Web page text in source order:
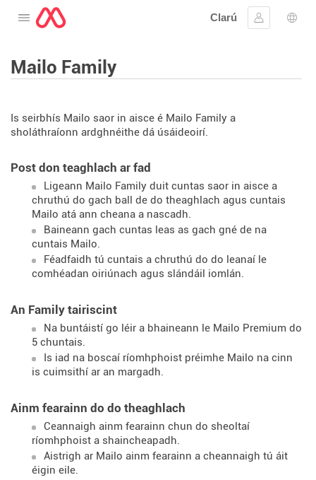
Oscail an roghchlár
Clarú
Sínigh
Mailo Family
Is seirbhís Mailo saor in aisce é Mailo Family a
sholáthraíonn ardghnéithe dá úsáideoirí.
Post don teaghlach ar fad
Ligeann Mailo Family duit cuntas saor in aisce a
chruthú do gach ball de do theaghlach agus cuntais
Mailo atá ann cheana a nascadh.
Baineann gach cuntas leas as gach gné de na
cuntais Mailo.
Féadfaidh tú cuntais a chruthú do do leanaí le
comhéadan oiriúnach agus slándáil iomlán.
An Family tairiscint
Na buntáistí go léir a bhaineann le Mailo Premium do
5 chuntais.
Is iad na boscaí ríomhphoist préimhe Mailo na cinn
is cuimsithí ar an margadh.
Ainm fearainn do do theaghlach
Ceannaigh ainm fearainn chun do sheoltaí
ríomhphoist a shaincheapadh.
Aistrigh ar Mailo ainm fearainn a cheannaigh tú áit
éigin eile.